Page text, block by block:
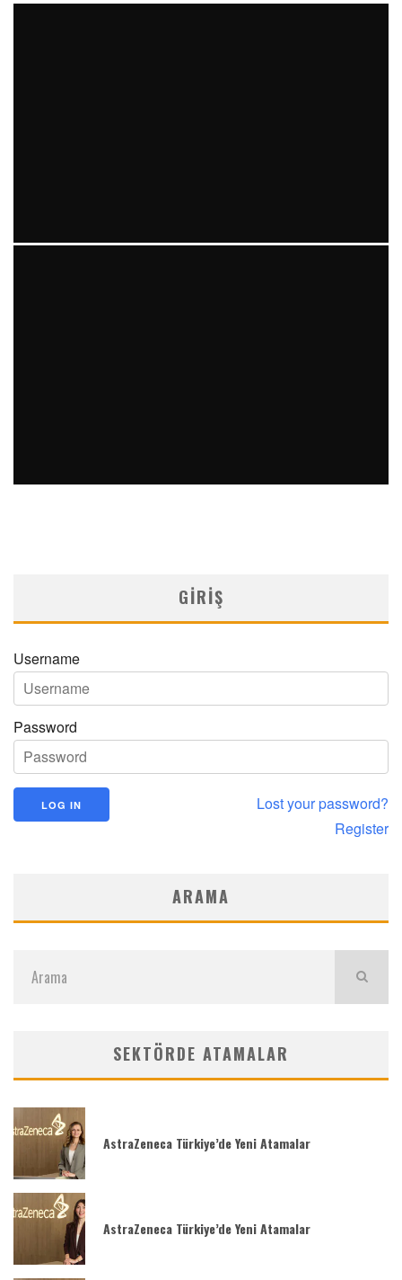
GIRIŞ
Username
Password
Lost your password?
Register
ARAMA
SEKTÖRDE ATAMALAR
AstraZeneca Türkiye’de Yeni Atamalar
AstraZeneca Türkiye’de Yeni Atamalar